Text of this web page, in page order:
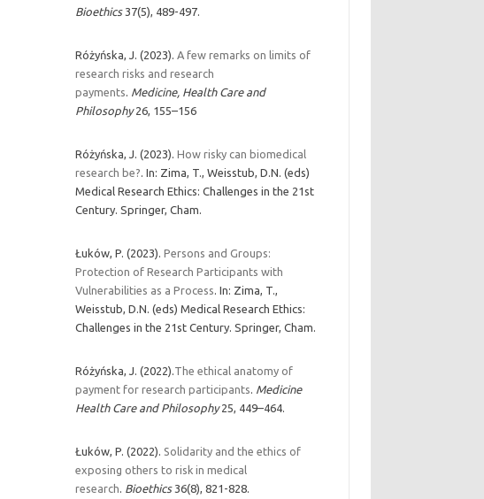
Bioethics 37(5), 489-497.
Różyńska, J. (2023).A few remarks on limits of
research risks and research
payments. Medicine, Health Care and
Philosophy26, 155–156
Różyńska, J. (2023).How risky can biomedical
research be?. In: Zima, T., Weisstub, D.N. (eds)
Medical Research Ethics: Challenges in the 21st
Century. Springer, Cham.
Łuków, P. (2023).Persons and Groups:
Protection of Research Participants with
Vulnerabilities as a Process. In: Zima, T.,
Weisstub, D.N. (eds) Medical Research Ethics:
Challenges in the 21st Century. Springer, Cham.
Różyńska, J. (2022).The ethical anatomy of
payment for research participants. Medicine
Health Care and Philosophy25, 449–464.
Łuków, P. (2022). Solidarity and the ethics of
exposing others to risk in medical
research. Bioethics36(8), 821-828.